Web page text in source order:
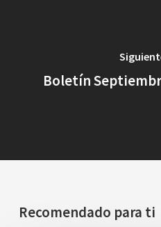
Boletín
Recomendado para ti